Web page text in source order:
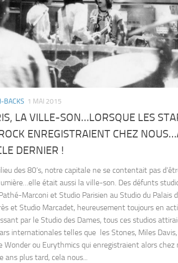
BACKS 1 MAI 2015
LA VILLE-SON…LORSQUE LES
ENREGISTRAIENT CHEZ
DERNIER !
des 80’s, notre capitale ne se contentait pas
était aussi la ville-son. Des défunts
Marconi et Studio Parisien au Studio du Palais
et Studio Marcadet, heureusement toujours en
par le Studio des Dames, tous ces studios
internationales telles que les Stones, Miles Davis,
Wonder ou Eurythmics qui enregistraient alors chez
ans plus tard, cela nous...